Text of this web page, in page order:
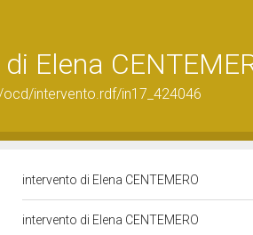
Elena
intervento.rdf/in17_424046
intervento di Elena CENTEMERO
intervento di Elena CENTEMERO